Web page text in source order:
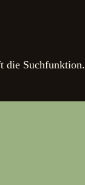
die Suchfunktion.